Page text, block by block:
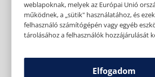
weblapoknak, melyek az Európai Unió
működnek, a „sütik" használatához, és
felhasználó számítógépén vagy egyéb
tárolásához a felhasználók hozzájárulását
Elfogadom